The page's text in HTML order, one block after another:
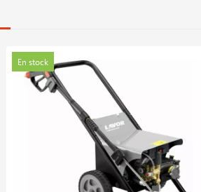
En stock